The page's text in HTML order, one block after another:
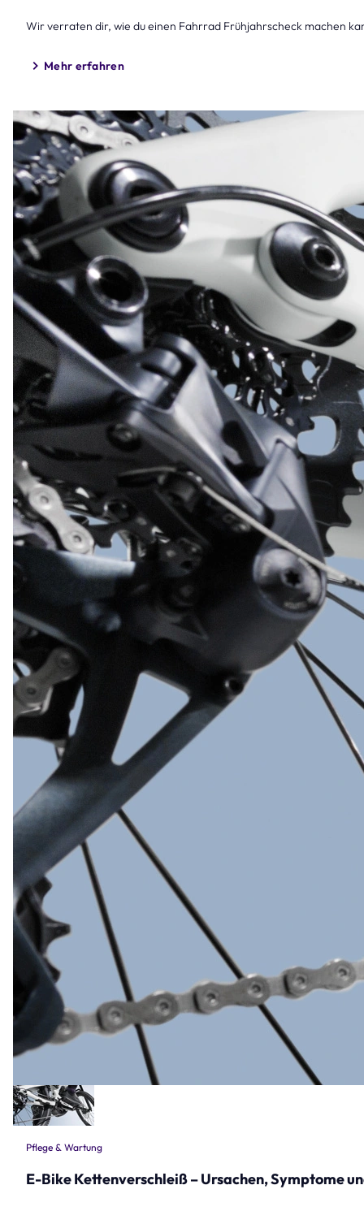
Wir verraten dir, wie du einen Fahrrad Frühjahrscheck machen
Mehr erfahren
Pflege & Wartung
E-Bike Kettenverschleiß – Ursachen, Symptome